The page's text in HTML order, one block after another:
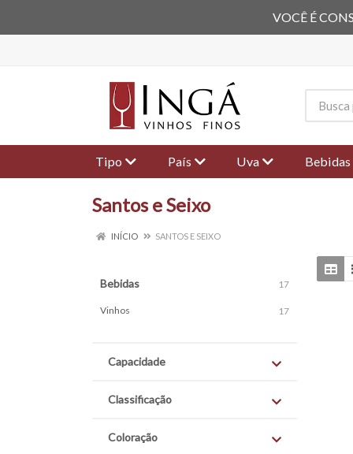
VOCÊ É
Tipo País Uva Bebidas
Santos e Seixo
INÍCIO SANTOS E SEIXO
Bebidas 17
Vinhos 17
Capacidade
Classificação
Coloração